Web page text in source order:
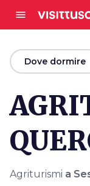
menu
arrow_backDove dormire
Agriturismi a